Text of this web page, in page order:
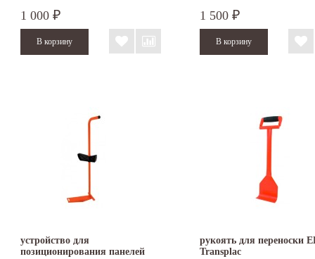
1 000 ₽ 1 500 ₽
устройство для
позиционирования панелей
рукоять для переноски
Transplac